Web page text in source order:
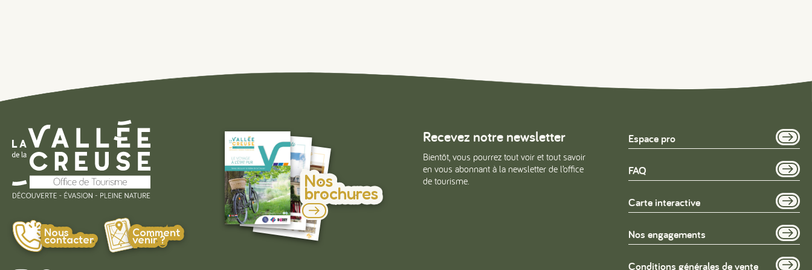
Nous
contacter
Comment
venir ?
Nos
brochures
Recevez notre newsletter
Bientôt, vous pourrez tout voir et tout savoir
en vous abonnant à la newsletter de l’office
de tourisme.
Espace pro
FAQ
Carte interactive
Nos engagements
Conditions générales de vente